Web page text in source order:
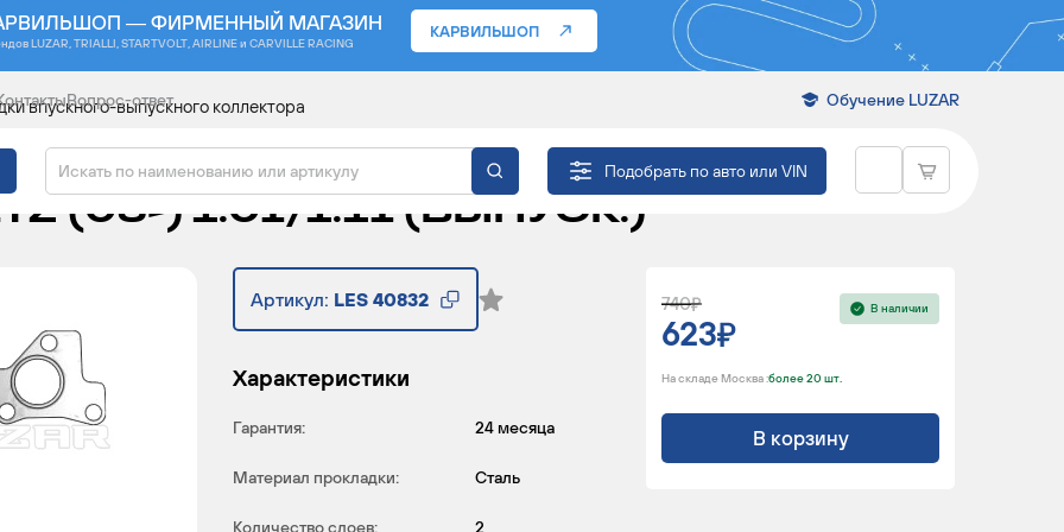
— ФИРМЕННЫЙ МАГАЗИН
LUZAR, TRIALLI, STARTVOLT, AIRLINE и CARVILLE RACING
КАРВИЛЬШОП
Вопрос-ответ Обучение LUZAR
Подобрать по авто или VIN
впускного-выпускного коллектора
ДЛЯ А/М KIA PICANTO
(05-) 1.0I/1.1I (ВЫПУСК.)
Артикул: LES 40832
Характеристики
Гарантия: 24 месяца
Материал прокладки: Сталь
Количество слоев: 2
740
623
В наличии
На складе Москва :более 20 шт.
В корзину